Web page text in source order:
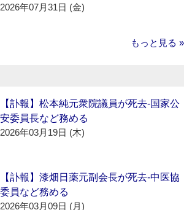
2026年07月31日 (金)
もっと見る »
【訃報】松本純元衆院議員が死去‐国家公
安委員長など務める
2026年03月19日 (木)
【訃報】漆畑日薬元副会長が死去‐中医協
委員など務める
2026年03月09日 (月)